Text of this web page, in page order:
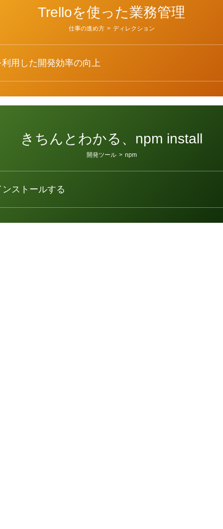
Trelloを使った業務管理
仕事の進め方 > ディレクション
用した開発効率の向上
きちんとわかる、npm install
開発ツール > npm
ストールする